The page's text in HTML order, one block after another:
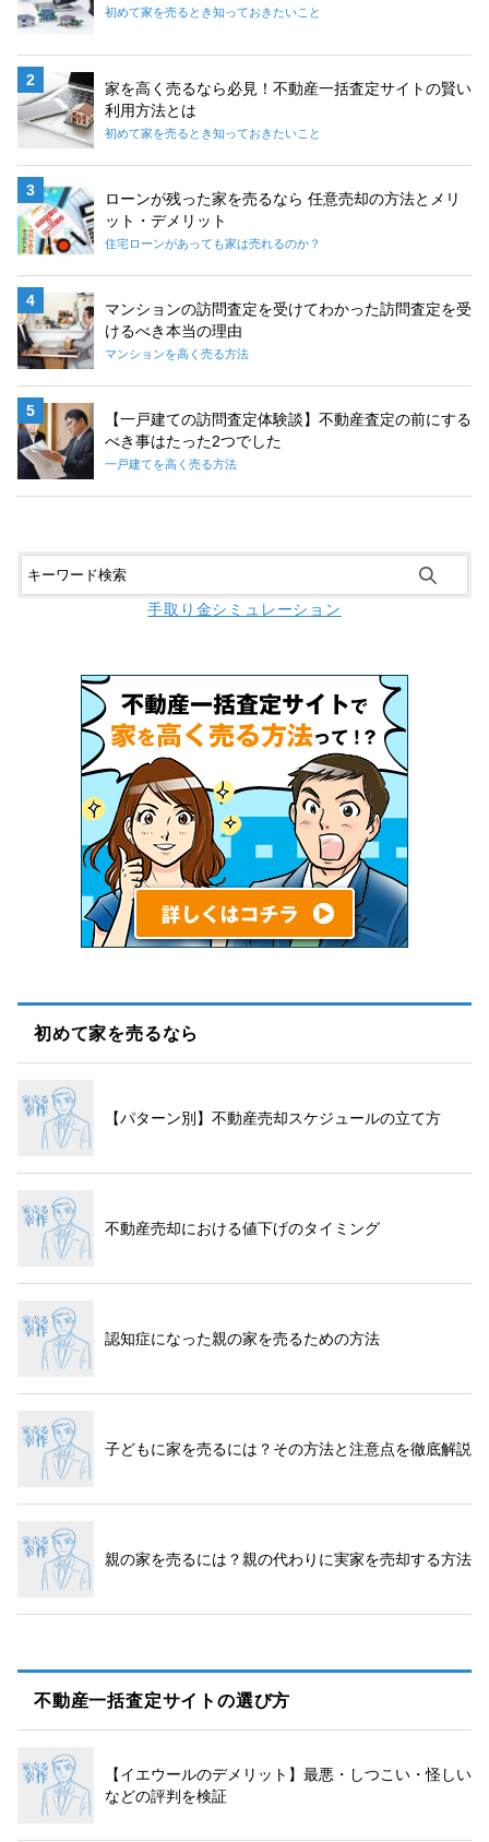
初めて家を売るとき知っておきたいこと
家を高く売るなら必見！不動産一括査定サイトの賢い
利用方法とは
初めて家を売るとき知っておきたいこと
ローンが残った家を売るなら 任意売却の方法とメリ
ット・デメリット
住宅ローンがあっても家は売れるのか？
マンションの訪問査定を受けてわかった訪問査定を受
けるべき本当の理由
マンションを高く売る方法
【一戸建ての訪問査定体験談】不動産査定の前にする
べき事はたった2つでした
一戸建てを高く売る方法
手取り金シミュレーション
初めて家を売るなら
【パターン別】不動産売却スケジュールの立て方
不動産売却における値下げのタイミング
認知症になった親の家を売るための方法
子どもに家を売るには？その方法と注意点を徹底解説
親の家を売るには？親の代わりに実家を売却する方法
不動産一括査定サイトの選び方
【イエウールのデメリット】最悪・しつこい・怪しい
などの評判を検証